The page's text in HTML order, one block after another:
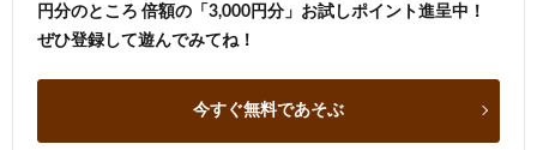
円分のところ 倍額の「3,000円分」お試しポイント進呈中！
ぜひ登録して遊んでみてね！
今すぐ無料であそぶ